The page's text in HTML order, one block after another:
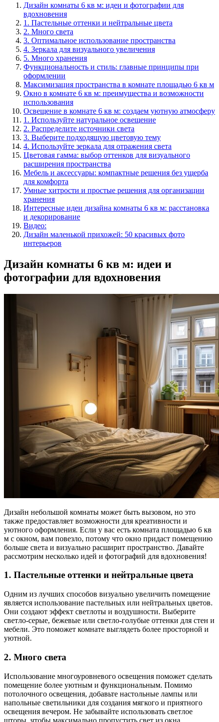
Дизайн комнаты 6 кв м: идеи и фотографии для
вдохновения
1. Пастельные оттенки и нейтральные цвета
2. Много света
3. Оптимальное использование пространства
4. Зеркала для визуального увеличения
5. Много хранения
Функциональность и стиль: главные принципы при
оформлении
Максимизация пространства в комнате площадью 6 кв м
Окно в комнате 6 кв м: преимущества и возможности
использования
Освещение в комнате 6 кв м: создаем уютную атмосферу
1. Используйте натуральное освещение
2. Распределите источники света
3. Выберите подходящую цветовую тему
4. Используйте зеркала для отражения света
Цветовая гамма: выбор оттенков для визуального
расширения пространства
Мебель и аксессуары: компактные решения без ущерба
для комфорта
Умные хитрости и простые решения для организации
хранения
Интересные идеи дизайна комнаты 6 кв м: расстановка
и декорирование
Видео:
Дизайн маленькой прихожей: 50 красивых фото
интерьеров
Дизайн комнаты 6 кв м: идеи и
фотографии для вдохновения
Дизайн небольшой комнаты может быть вызовом, но это
также предоставляет возможности для креативности и
уютного оформления. Если у вас есть комната площадью 6 кв
м с окном, вам повезло, потому что окно придаст помещению
больше света и визуально расширит пространство. Давайте
рассмотрим несколько идей и фотографий для вдохновения!
1. Пастельные оттенки и нейтральные цвета
Одним из лучших способов визуально увеличить помещение
является использование пастельных или нейтральных цветов.
Они создают эффект светлоты и воздушности. Выберите
светло-серые, бежевые или светло-голубые оттенки для стен и
мебели. Это поможет комнате выглядеть более просторной и
уютной.
2. Много света
Использование многоуровневого освещения поможет сделать
помещение более уютным и функциональным. Помимо
потолочного освещения, добавьте настольные лампы или
напольные светильники для создания мягкого и приятного
освещения вечером. Не забывайте использовать светлое
шторы, чтобы максимально пропустить свет из окна.